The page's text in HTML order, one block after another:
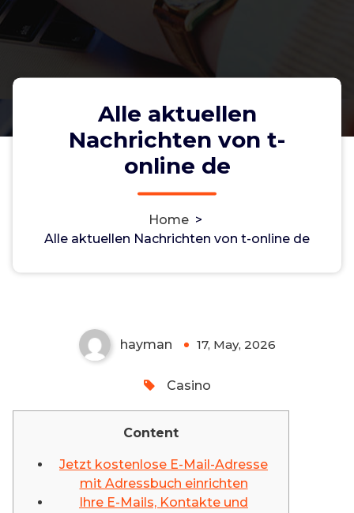
Alle aktuellen
Nachrichten von t-
online de
Home >
Alle aktuellen Nachrichten von t-online de
Alle aktuellen Nachrichten von t-
hayman 17, May, 2026
Casino
Content
Jetzt kostenlose E-Mail-Adresse
mit Adressbuch einrichten
Ihre E-Mails, Kontakte und